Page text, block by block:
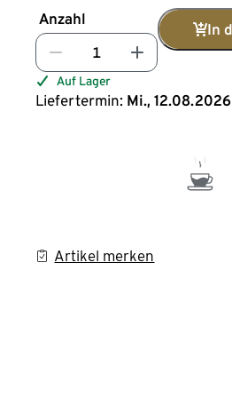
Anzahl
In
Auf Lager
Liefertermin: Mi.,
Artikel merken